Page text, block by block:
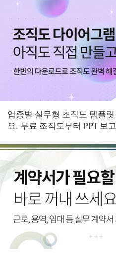
업종별 실무형 조직도 템플
요. 무료 조직도부터 PPT 보